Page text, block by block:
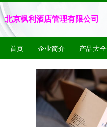
北京枫利酒店管理有限公司
首页 企业简介 产品大全